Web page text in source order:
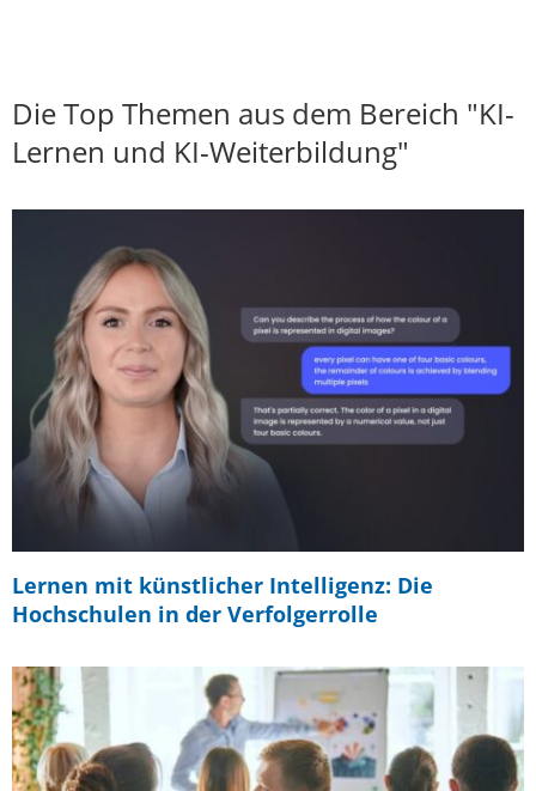
Die Top Themen aus dem Bereich "KI-
Lernen und KI-Weiterbildung"
Lernen mit künstlicher Intelligenz: Die
Hochschulen in der Verfolgerrolle